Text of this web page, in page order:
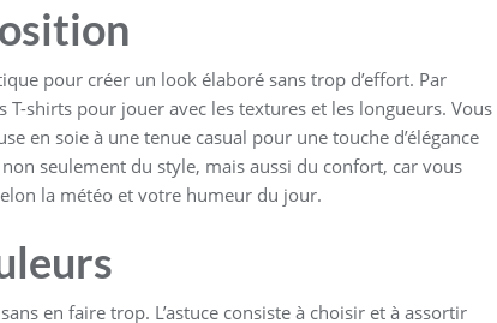
pour créer un look élaboré sans trop d’effort. Par
T-shirts pour jouer avec les textures et les longueurs. Vous
en soie à une tenue casual pour une touche d’élégance
seulement du style, mais aussi du confort, car vous
la météo et votre humeur du jour.
en faire trop. L’astuce consiste à choisir et à assortir